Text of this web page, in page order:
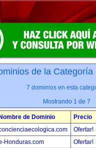
de la
7 dominios en esta
Mostrando 1 de 7
Nombre de Dominio
Precio
Ofertar!
Honduras.com
Ofertar!